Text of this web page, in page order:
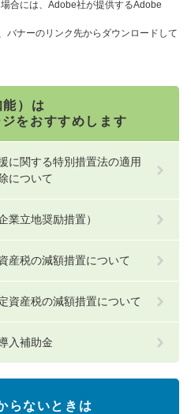
合には、Adobe社が提供するAdobe
バナーのリンク先からダウンロードして
）は
をおすすめします
に関する特別措置法の適用
について
業立地奨励措置）
産税の減額措置について
資産税の減額措置について
入補助金
らないときは